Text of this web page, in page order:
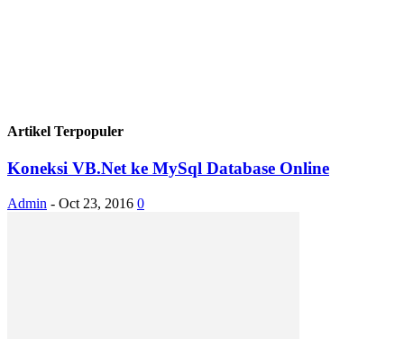
Artikel Terpopuler
Koneksi VB.Net ke MySql Database Online
Admin - Oct 23, 2016 0